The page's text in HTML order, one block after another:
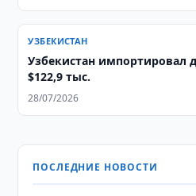
УЗБЕКИСТАН
Узбекистан импортировал
$122,9 тыс.
28/07/2026
ПОСЛЕДНИЕ НОВОСТИ